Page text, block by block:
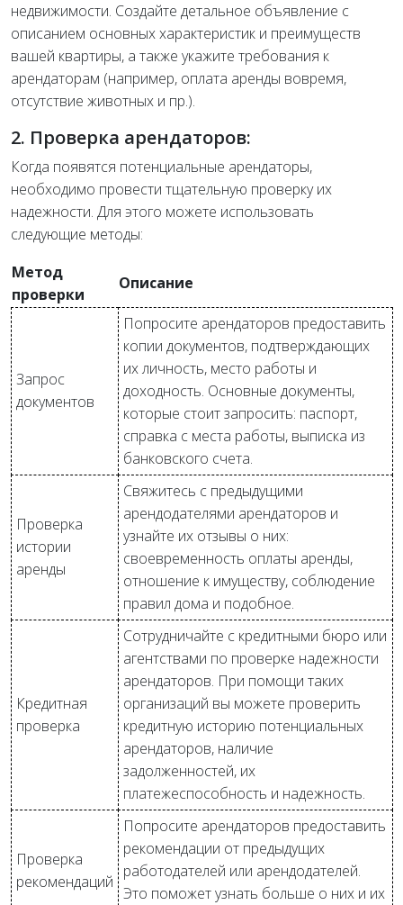
недвижимости. Создайте детальное объявление с
описанием основных характеристик и преимуществ
вашей квартиры, а также укажите требования к
арендаторам (например, оплата аренды вовремя,
отсутствие животных и пр.).
2. Проверка арендаторов:
Когда появятся потенциальные арендаторы,
необходимо провести тщательную проверку их
надежности. Для этого можете использовать
следующие методы:
Метод
проверки
Описание
Запрос
документов
Попросите арендаторов предоставить
копии документов, подтверждающих
их личность, место работы и
доходность. Основные документы,
которые стоит запросить: паспорт,
справка с места работы, выписка из
банковского счета.
Проверка
истории
аренды
Свяжитесь с предыдущими
арендодателями арендаторов и
узнайте их отзывы о них:
своевременность оплаты аренды,
отношение к имуществу, соблюдение
правил дома и подобное.
Кредитная
проверка
Сотрудничайте с кредитными бюро или
агентствами по проверке надежности
арендаторов. При помощи таких
организаций вы можете проверить
кредитную историю потенциальных
арендаторов, наличие
задолженностей, их
платежеспособность и надежность.
Проверка
рекомендаций
Попросите арендаторов предоставить
рекомендации от предыдущих
работодателей или арендодателей.
Это поможет узнать больше о них и их